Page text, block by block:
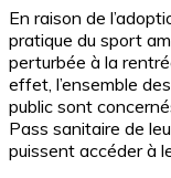
En raison de
pratique du sport
perturbée à la
effet, l’ensemble
public sont
Pass sanitaire de
puissent accéder à